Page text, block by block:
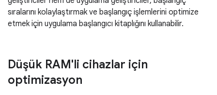
sıralarını kolaylaştırmak ve başlangıç işlemlerini optimize
etmek için uygulama başlangıcı kitaplığını kullanabilir.
Düşük RAM'li cihazlar için
optimizasyon